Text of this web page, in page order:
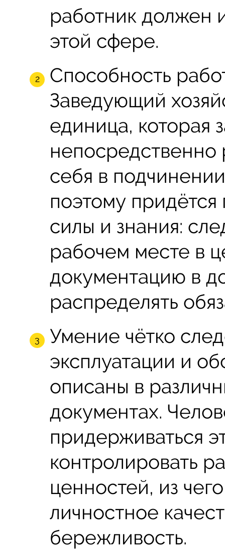
работник должен
этой сфере.
Способность
Заведующий
единица, которая
непосредственно
себя в
поэтому придётся
силы и знания:
рабочем месте в
документацию в
распределять
Умение чётко
эксплуатации и
описаны в
документах.
придерживаться
контролировать
ценностей, из
личностное
бережливость.